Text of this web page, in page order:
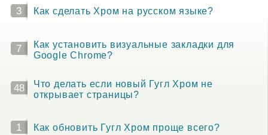
3 Как сделать Хром на русском языке?
7
Как установить визуальные закладки для
Google Chrome?
48
Что делать если новый Гугл Хром не
открывает страницы?
1 Как обновить Гугл Хром проще всего?